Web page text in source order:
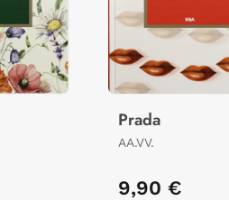
Prada
AA.VV.
9,90 €